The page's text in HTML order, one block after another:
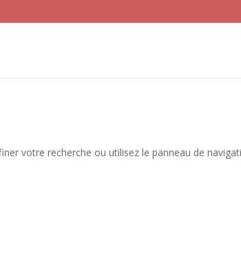
votre recherche ou utilisez le panneau de